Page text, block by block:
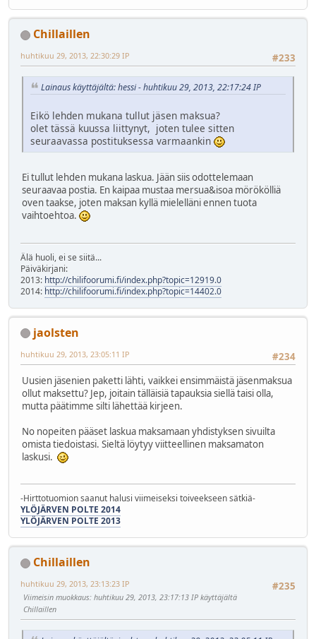
Chillaillen
#233
huhtikuu 29, 2013, 22:30:29 IP
Lainaus käyttäjältä: hessi - huhtikuu 29, 2013, 22:17:24 IP
Eikö lehden mukana tullut jäsen maksua?
olet tässä kuussa liittynyt, joten tulee sitten
seuraavassa postituksessa varmaankin
Ei tullut lehden mukana laskua. Jään siis odottelemaan
seuraavaa postia. En kaipaa mustaa mersua&isoa mörökölliä
oven taakse, joten maksan kyllä mielelläni ennen tuota
vaihtoehtoa.
Älä huoli, ei se siitä...
Päiväkirjani:
2013: http://chilifoorumi.fi/index.php?topic=12919.0
2014: http://chilifoorumi.fi/index.php?topic=14402.0
jaolsten
#234
huhtikuu 29, 2013, 23:05:11 IP
Uusien jäsenien paketti lähti, vaikkei ensimmäistä jäsenmaksua
ollut maksettu? Jep, joitain tälläisiä tapauksia siellä taisi olla,
mutta päätimme silti lähettää kirjeen.
No nopeiten pääset laskua maksamaan yhdistyksen sivuilta
omista tiedoistasi. Sieltä löytyy viitteellinen maksamaton
laskusi.
-Hirttotuomion saanut halusi viimeiseksi toiveekseen sätkiä-
YLÖJÄRVEN POLTE 2014
YLÖJÄRVEN POLTE 2013
Chillaillen
#235
huhtikuu 29, 2013, 23:13:23 IP
Viimeisin muokkaus: huhtikuu 29, 2013, 23:17:13 IP käyttäjältä
Chillaillen